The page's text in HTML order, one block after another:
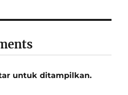
untuk ditampilkan.